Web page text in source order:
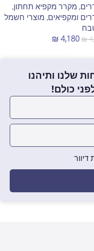
, מקרר מקפיא תחתון,
ומקפיאים, מוצרי חשמל
₪
₪ 4,180
שלנו ותיהנו
כולם!